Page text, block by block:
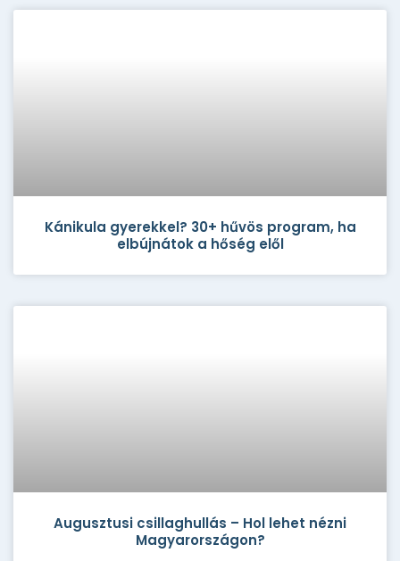
Kánikula gyerekkel? 30+ hűvös program, ha
elbújnátok a hőség elől
Augusztusi csillaghullás – Hol lehet nézni
Magyarországon?